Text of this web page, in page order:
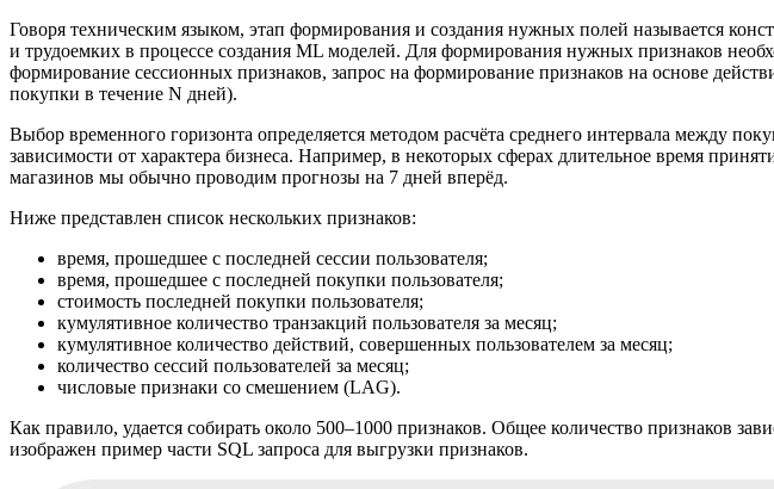
Говоря техническим языком, этап формирования и создания нужных полей называется
и трудоемких в процессе создания ML моделей. Для формирования нужных признаков
формирование сессионных признаков, запрос на формирование признаков на основе
покупки в течение N дней).
Выбор временного горизонта определяется методом расчёта среднего интервала между
зависимости от характера бизнеса. Например, в некоторых сферах длительное время
магазинов мы обычно проводим прогнозы на 7 дней вперёд.
Ниже представлен список нескольких признаков:
время, прошедшее с последней сессии пользователя;
время, прошедшее с последней покупки пользователя;
стоимость последней покупки пользователя;
кумулятивное количество транзакций пользователя за месяц;
кумулятивное количество действий, совершенных пользователем за месяц;
количество сессий пользователей за месяц;
числовые признаки со смешением (LAG).
Как правило, удается собирать около 500–1000 признаков. Общее количество признаков
изображен пример части SQL запроса для выгрузки признаков.